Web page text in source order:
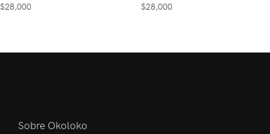
$28,000 $28,000
Sobre Okoloko